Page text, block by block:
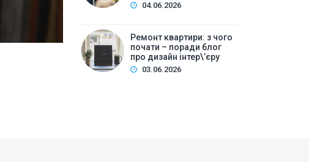
04.06.2026
Ремонт квартири: з чого
почати – поради блог
про дизайн інтер\’єру
03.06.2026